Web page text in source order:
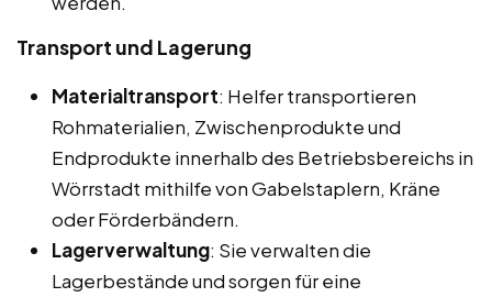
Transport und Lagerung
Materialtransport: Helfer transportieren
Rohmaterialien, Zwischenprodukte und
Endprodukte innerhalb des Betriebsbereichs in
Wörrstadt mithilfe von Gabelstaplern, Kräne
oder Förderbändern.
Lagerverwaltung: Sie verwalten die
Lagerbestände und sorgen für eine